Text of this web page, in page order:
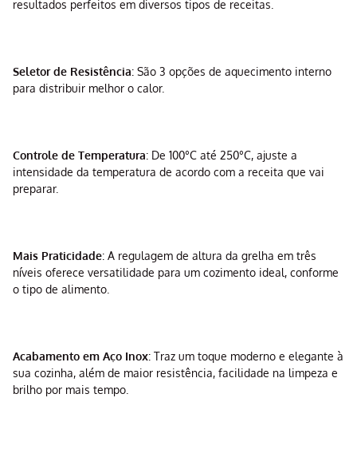
resultados perfeitos em diversos tipos de receitas.
Seletor de Resistência: São 3 opções de aquecimento interno
para distribuir melhor o calor.
Controle de Temperatura: De 100°C até 250°C, ajuste a
intensidade da temperatura de acordo com a receita que vai
preparar.
Mais Praticidade: A regulagem de altura da grelha em três
níveis oferece versatilidade para um cozimento ideal, conforme
o tipo de alimento.
Acabamento em Aço Inox: Traz um toque moderno e elegante à
sua cozinha, além de maior resistência, facilidade na limpeza e
brilho por mais tempo.